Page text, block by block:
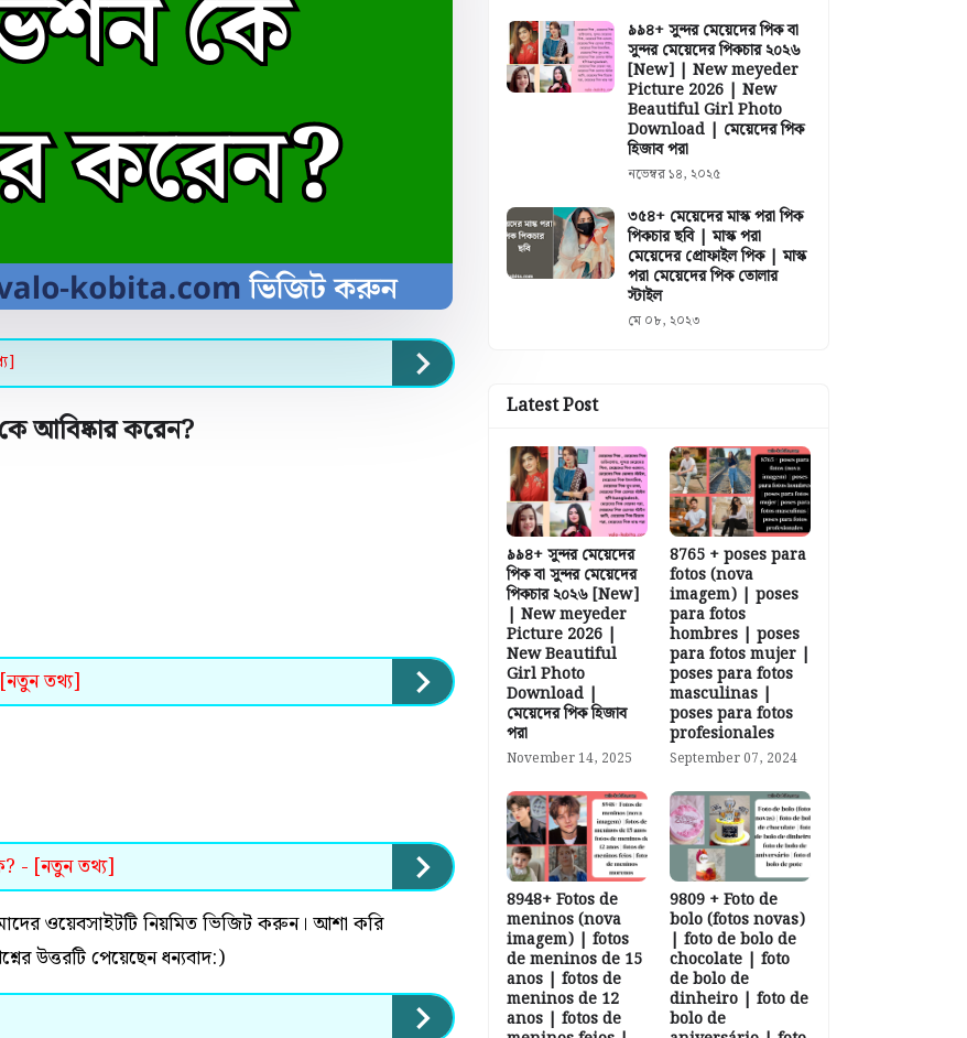
আবিষ্কার করেন?
[নতুন তথ্য]
- [নতুন তথ্য]
ওয়েবসাইটটি নিয়মিত ভিজিট করুন। আশা করি
উত্তরটি পেয়েছেন ধন্যবাদ:)
৯৯৪+ সুন্দর মেয়েদের পিক বা
সুন্দর মেয়েদের পিকচার ২০২৬
[New] | New meyeder
Picture 2026 | New
Beautiful Girl Photo
Download | মেয়েদের পিক
হিজাব পরা
নভেম্বর ১৪, ২০২৫
৩৫৪+ মেয়েদের মাস্ক পরা পিক
পিকচার ছবি | মাস্ক পরা
মেয়েদের প্রোফাইল পিক | মাস্ক
পরা মেয়েদের পিক তোলার
স্টাইল
মে ০৮, ২০২৩
Latest Post
৯৯৪+ সুন্দর মেয়েদের
পিক বা সুন্দর মেয়েদের
পিকচার ২০২৬ [New]
| New meyeder
Picture 2026 |
New Beautiful
Girl Photo
Download |
মেয়েদের পিক হিজাব
পরা
November 14, 2025
8765 + poses para
fotos (nova
imagem) | poses
para fotos
hombres | poses
para fotos mujer |
poses para fotos
masculinas |
poses para fotos
profesionales
September 07, 2024
8948+ Fotos de
meninos (nova
imagem) | fotos
de meninos de 15
anos | fotos de
meninos de 12
anos | fotos de
9809 + Foto de
bolo (fotos novas)
| foto de bolo de
chocolate | foto
de bolo de
dinheiro | foto de
bolo de